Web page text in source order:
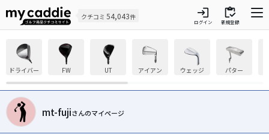
クチコミ 54,043件 login
ログイン
inventory
新規登録
ドライバー FW UT アイアン ウェッジ パター
mt-fujiさんのマイページ